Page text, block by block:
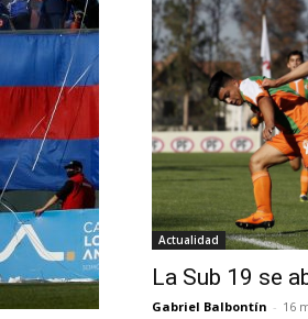
Actualidad
La Sub 19 se
Gabriel Balbontín - 16